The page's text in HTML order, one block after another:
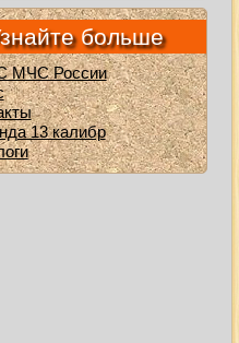
больше
МЧС России
13 калибр